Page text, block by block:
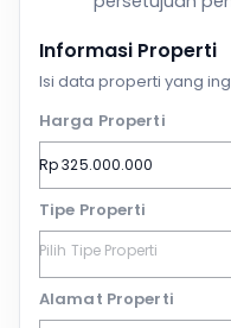
Informasi Properti
Isi data properti yang
Harga Properti
Tipe Properti
Alamat Properti